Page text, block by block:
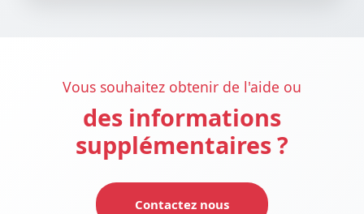
Vous souhaitez obtenir de l'aide ou
des informations
supplémentaires ?
Contactez nous